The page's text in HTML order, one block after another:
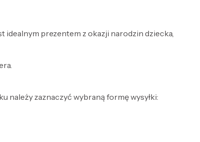
idealnym prezentem z okazji narodzin dziecka,
należy zaznaczyć wybraną formę wysyłki: